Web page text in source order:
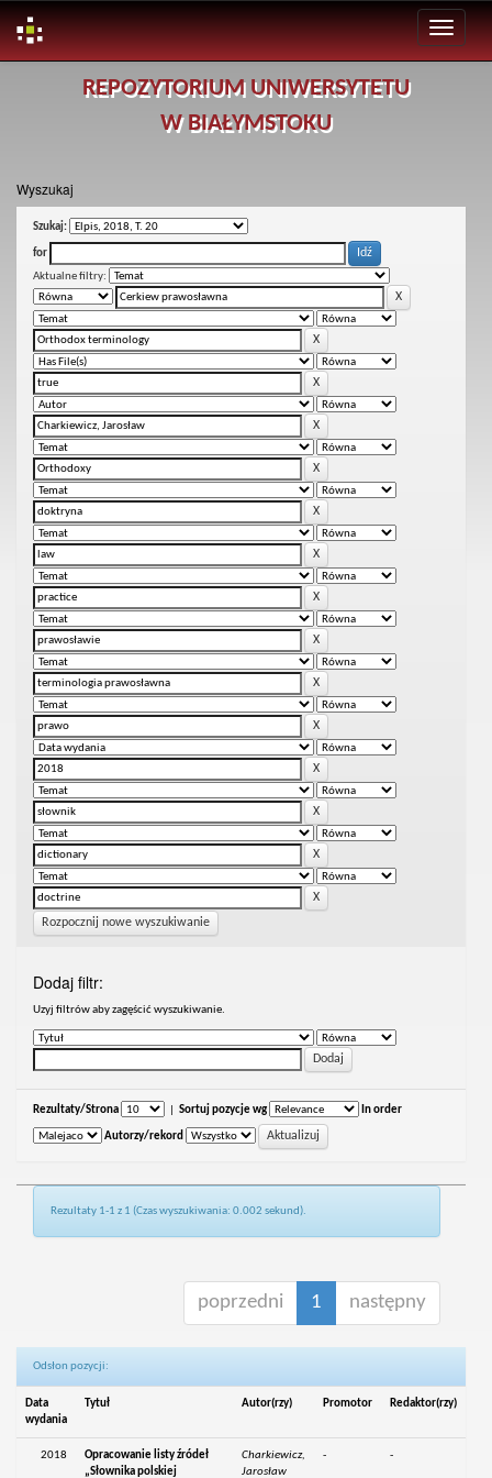
REPOZYTORIUM UNIWERSYTETU
W BIAŁYMSTOKU
Wyszukaj
Szukaj:
for
Aktualne filtry:
Rozpocznij nowe wyszukiwanie
Dodaj filtr:
Uzyj filtrów aby zagęścić wyszukiwanie.
Rezultaty/Strona Sortuj pozycje wg In order
Autorzy/rekord
Rezultaty 1-1 z 1 (Czas wyszukiwania: 0.002 sekund).
poprzedni 1 następny
Odsłon pozycji:
Data
wydania
Tytuł Autor(rzy) Promotor Redaktor(rzy)
2018
Opracowanie listy źródeł
„Słownika polskiej
Charkiewicz,
Jarosław
- -